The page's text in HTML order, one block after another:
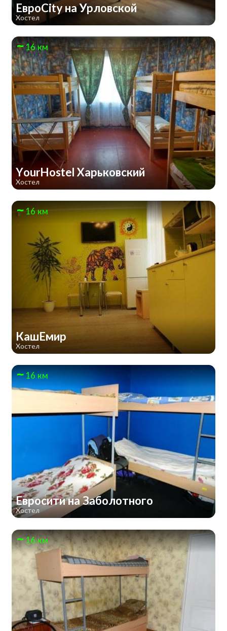
ЕвроCity на Урловской
Хостел
16 км
YourHostel Харьковский
Хостел
16 км
КашЕмир
Хостел
16 км
Евросити на Заболотного
Хостел
16 км